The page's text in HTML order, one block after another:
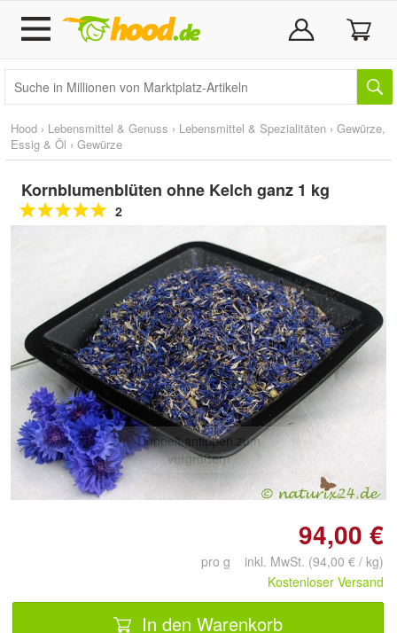
Hood › Lebensmittel & Genuss › Lebensmittel & Spezialitäten › Gewürze,
Essig & Öl › Gewürze
Kornblumenblüten ohne Kelch ganz 1 kg
2
Doppelt antippen zum
vergrößern
94,00 €
pro g inkl. MwSt. (94,00 € / kg)
Kostenloser Versand
In den Warenkorb